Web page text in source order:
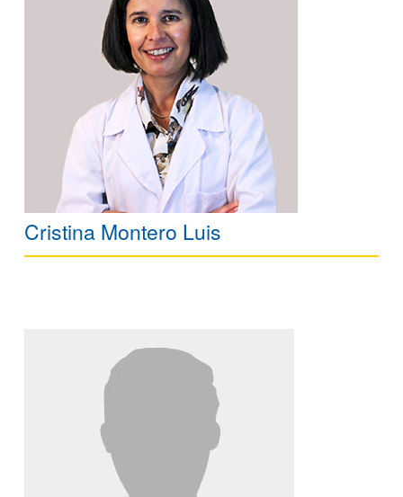
Cristina Montero Luis